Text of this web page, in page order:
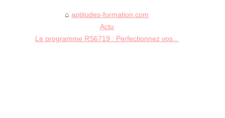
aptitudes-formation.com
Actu
Le programme RS6719 : Perfectionnez vos...